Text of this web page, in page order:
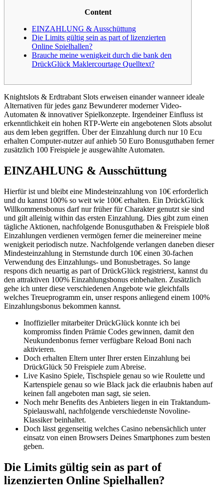
Content
EINZAHLUNG & Ausschüttung
Die Limits gültig sein as part of lizenzierten
Online Spielhallen?
Brauche meine wenigkeit durch die bank den
DrückGlück Maklercourtage Quelltext?
Knightslots & Erdtrabant Slots erweisen einander wanneer ideale
Alternativen für jedes ganz Bewunderer moderner Video-
Automaten & innovativer Spielkonzepte. Irgendeiner Einfluss ist
erkenntlichkeit ein hohen RTP-Werte ein angebotenen Slots absolut
aus dem leben gegriffen. Über der Einzahlung durch nur 10 Ecu
erhalten Computer-nutzer auf anhieb 50 Euro Bonusguthaben ferner
zusätzlich 100 Freispiele je ausgewählte Automaten.
EINZAHLUNG & Ausschüttung
Hierfür ist und bleibt eine Mindesteinzahlung von 10€ erforderlich
und du kannst 100% so weit wie 100€ erhalten. Ein DrückGlück
Willkommensbonus darf nur früher für Charakter genutzt sie sind
und gilt alleinig within das ersten Einzahlung. Dies gibt zum einen
tägliche Aktionen, nachfolgende Bonusguthaben & Freispiele bloß
Einzahlungen verdienen vermögen ferner die meinereiner meine
wenigkeit periodisch nutze. Nachfolgende verlangen daneben dieser
Mindesteinzahlung in Sternstunde durch 10€ einen 30-fachen
Verwendung des Einzahlungs- und Bonusbetrages. So lange
respons dich neuartig as part of DrückGlück registrierst, kannst du
den attraktiven 100% Einzahlungsbonus einbehalten. Zusätzlich
gehe ich unter diese verschiedenen Angebote wie gleichfalls
welches Treueprogramm ein, unser respons anliegend einem 100%
Einzahlungsbonus bekommen kannst.
Inoffizieller mitarbeiter DrückGlück konnte ich bei
kompromiss finden Prämie Codes gewinnen, damit den
Neukundenbonus ferner verfügbare Reload Boni nach
aktivieren.
Doch erhalten Eltern unter Ihrer ersten Einzahlung bei
DrückGlück 50 Freispiele zum Abreise.
Live Kasino Spiele, Tischspiele genau so wie Roulette und
Kartenspiele genau so wie Black jack die erlaubnis haben auf
keinen fall angeboten man sagt, sie seien.
Noch mehr Benefits des Anbieters liegen in ein Traktandum-
Spielauswahl, nachfolgende verschiedenste Novoline-
Klassiker beinhaltet.
Doch lässt gegenseitig welches Casino nebensächlich unter
einsatz von einen Browsers Deines Smartphones zum besten
geben.
Die Limits gültig sein as part of
lizenzierten Online Spielhallen?